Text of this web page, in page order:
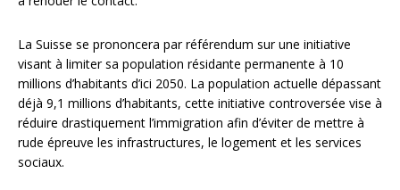
La Suisse se prononcera par référendum sur une initiative
visant à limiter sa population résidante permanente à 10
millions d’habitants d’ici 2050. La population actuelle dépassant
déjà 9,1 millions d’habitants, cette initiative controversée vise à
réduire drastiquement l’immigration afin d’éviter de mettre à
rude épreuve les infrastructures, le logement et les services
sociaux.